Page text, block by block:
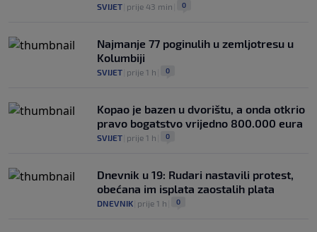
SVIJET prije 43 min 0
Najmanje 77 poginulih u zemljotresu u
Kolumbiji
SVIJET prije 1 h 0
Kopao je bazen u dvorištu, a onda otkrio
pravo bogatstvo vrijedno 800.000 eura
SVIJET prije 1 h 0
Dnevnik u 19: Rudari nastavili protest,
obećana im isplata zaostalih plata
DNEVNIK prije 1 h 0